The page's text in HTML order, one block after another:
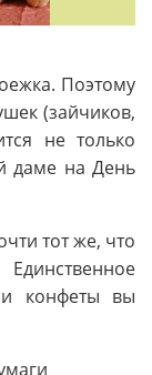
Поэтому
(зайчиков,
не только
даме на День
тот же, что
конфеты вы